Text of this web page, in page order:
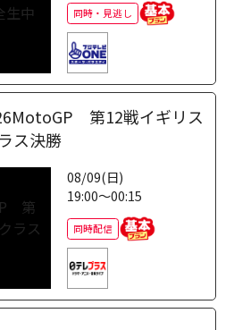
同時・見逃し
第12戦イギリス
ス決勝
08/09(日)
19:00～00:15
同時配信